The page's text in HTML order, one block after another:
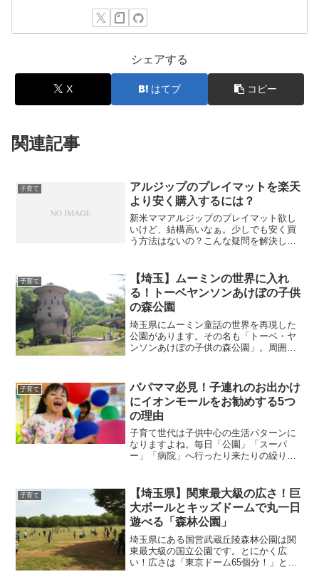
シェアする
X はてブ コピー
関連記事
子育て
アルジップのプレイマットを楽天
より安く購入するには？
新米ママアルジップのプレイマット欲し
いけど、結構高いなぁ。少しでも安く買
う方法はないの？こんな疑問を解決しま
子育て
【埼玉】ムーミンの世界に入れ
る！トーベヤンソンあけぼの子供
の森公園
埼玉県にムーミン童話の世界を再現した
公園があります。その名も「トーベ・ヤ
ンソンあけぼの子供の森公園」。周囲は
子育て
パパママ必見！子連れのお出かけ
にイオンモールをお勧めする5つ
の理由
子育て世代は子供中心の生活パターンに
なりますよね。毎日「公園」「スーパ
ー」「病院」へ行ったり来たりの繰り返
子育て
【埼玉県】関東最大級の広さ！巨
大ボールとキッズドームで丸一日
遊べる「森林公園」
埼玉県にある国営武蔵丘陵森林公園は関
東最大級の国立公園です。とにかく広
い！広さは「東京ドーム65個分！」とい